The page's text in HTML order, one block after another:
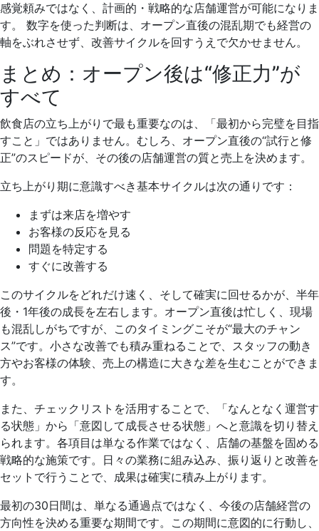
感覚頼みではなく、計画的・戦略的な店舗運営が可能になりま
す。 数字を使った判断は、オープン直後の混乱期でも経営の
軸をぶれさせず、改善サイクルを回すうえで欠かせません。
まとめ：オープン後は“修正力”が
すべて
飲食店の立ち上がりで最も重要なのは、「最初から完璧を目指
すこと」ではありません。むしろ、オープン直後の“試行と修
正”のスピードが、その後の店舗運営の質と売上を決めます。
立ち上がり期に意識すべき基本サイクルは次の通りです：
まずは来店を増やす
お客様の反応を見る
問題を特定する
すぐに改善する
このサイクルをどれだけ速く、そして確実に回せるかが、半年
後・1年後の成長を左右します。オープン直後は忙しく、現場
も混乱しがちですが、このタイミングこそが“最大のチャン
ス”です。小さな改善でも積み重ねることで、スタッフの動き
方やお客様の体験、売上の構造に大きな差を生むことができま
す。
また、チェックリストを活用することで、「なんとなく運営す
る状態」から「意図して成長させる状態」へと意識を切り替え
られます。各項目は単なる作業ではなく、店舗の基盤を固める
戦略的な施策です。日々の業務に組み込み、振り返りと改善を
セットで行うことで、成果は確実に積み上がります。
最初の30日間は、単なる通過点ではなく、今後の店舗経営の
方向性を決める重要な期間です。この期間に意図的に行動し、